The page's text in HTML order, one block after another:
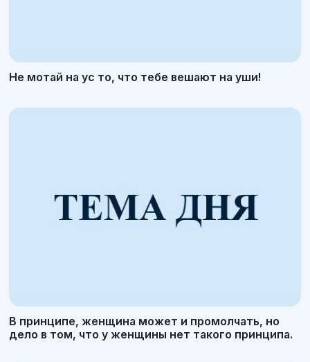
Не мотай на ус то, что тебе вешают на уши!
В принципе, женщина может и промолчать, но
дело в том, что у женщины нет такого принципа.